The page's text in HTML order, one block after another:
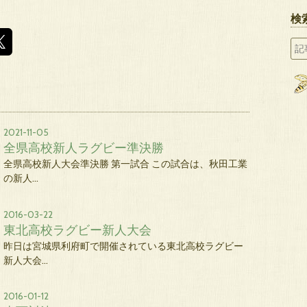
2021-11-05
全県高校新人ラグビー準決勝
全県高校新人大会準決勝 第一試合 この試合は、秋田工業
の新人…
2016-03-22
東北高校ラグビー新人大会
昨日は宮城県利府町で開催されている東北高校ラグビー
新人大会…
2016-01-12
検